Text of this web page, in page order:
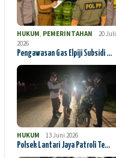
HUKUM, PEMERINTAHAN
20 Juli
2026
Pengawasan Gas Elpiji Subsidi …
HUKUM
13 Juni 2026
Polsek Lantari Jaya Patroli Te…